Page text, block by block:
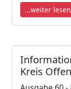
...weiter lesen
Kreis